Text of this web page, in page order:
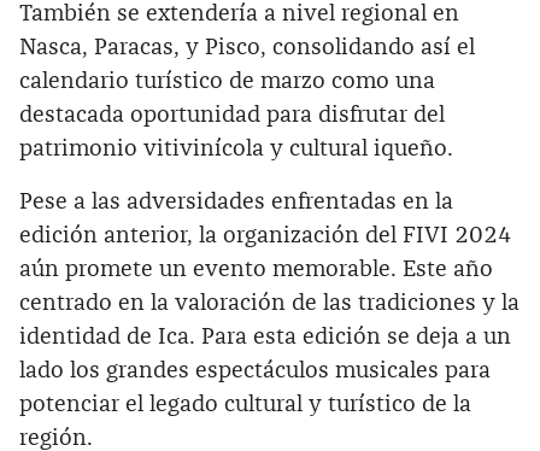
También se extendería a nivel regional en
Nasca, Paracas, y Pisco, consolidando así el
calendario turístico de marzo como una
destacada oportunidad para disfrutar del
patrimonio vitivinícola y cultural iqueño.
Pese a las adversidades enfrentadas en la
edición anterior, la organización del FIVI 2024
aún promete un evento memorable. Este año
centrado en la valoración de las tradiciones y la
identidad de Ica. Para esta edición se deja a un
lado los grandes espectáculos musicales para
potenciar el legado cultural y turístico de la
región.